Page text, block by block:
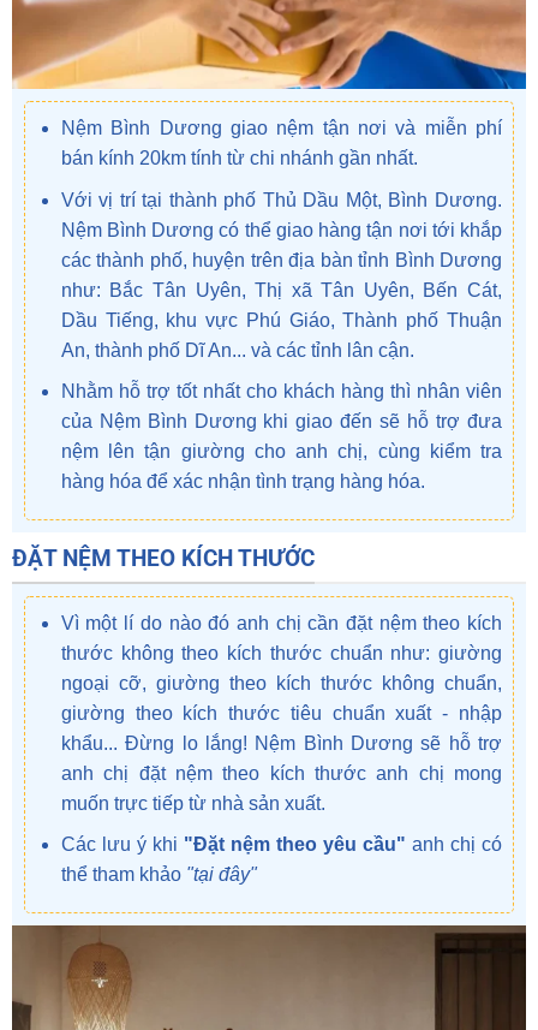
Nệm Bình Dương giao nệm tận nơi và miễn phí
bán kính 20km tính từ chi nhánh gần nhất.
Với vị trí tại thành phố Thủ Dầu Một, Bình Dương.
Nệm Bình Dương có thể giao hàng tận nơi tới khắp
các thành phố, huyện trên địa bàn tỉnh Bình Dương
như: Bắc Tân Uyên, Thị xã Tân Uyên, Bến Cát,
Dầu Tiếng, khu vực Phú Giáo, Thành phố Thuận
An, thành phố Dĩ An... và các tỉnh lân cận.
Nhằm hỗ trợ tốt nhất cho khách hàng thì nhân viên
của Nệm Bình Dương khi giao đến sẽ hỗ trợ đưa
nệm lên tận giường cho anh chị, cùng kiểm tra
hàng hóa để xác nhận tình trạng hàng hóa.
ĐẶT NỆM THEO KÍCH THƯỚC
Vì một lí do nào đó anh chị cần đặt nệm theo kích
thước không theo kích thước chuẩn như: giường
ngoại cỡ, giường theo kích thước không chuẩn,
giường theo kích thước tiêu chuẩn xuất - nhập
khẩu... Đừng lo lắng! Nệm Bình Dương sẽ hỗ trợ
anh chị đặt nệm theo kích thước anh chị mong
muốn trực tiếp từ nhà sản xuất.
Các lưu ý khi "Đặt nệm theo yêu cầu" anh chị có
thể tham khảo "tại đây"